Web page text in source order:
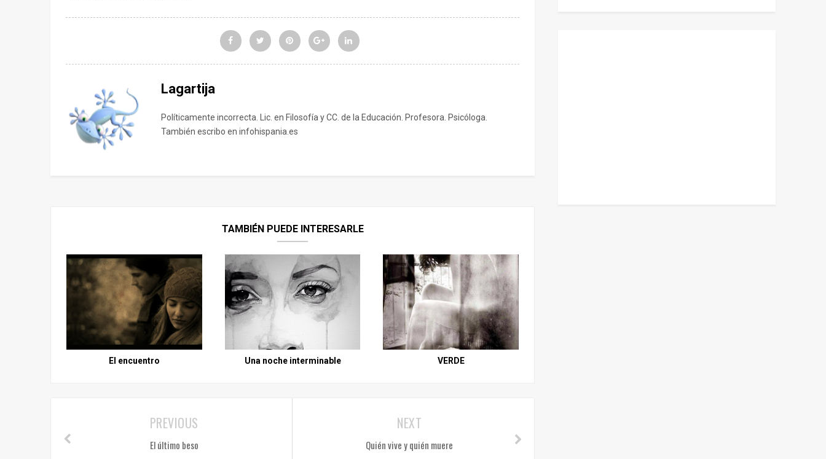
Lagartija
Políticamente incorrecta. Lic. en Filosofía y CC. de la Educación. Profesora. Psicóloga.
También escribo en infohispania.es
TAMBIÉN PUEDE INTERESARLE
El encuentro Una noche interminable VERDE
NEXT
Quién vive y quién muere
PREVIOUS
El último beso